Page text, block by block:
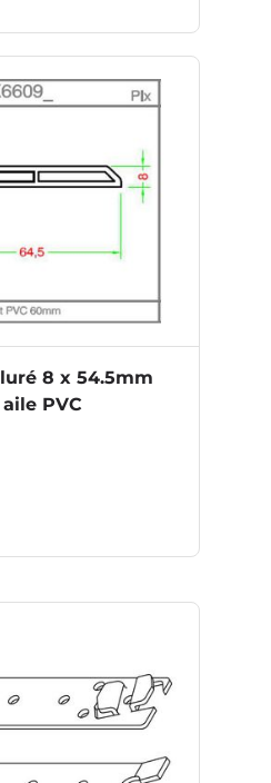
8 x 54.5mm
PVC